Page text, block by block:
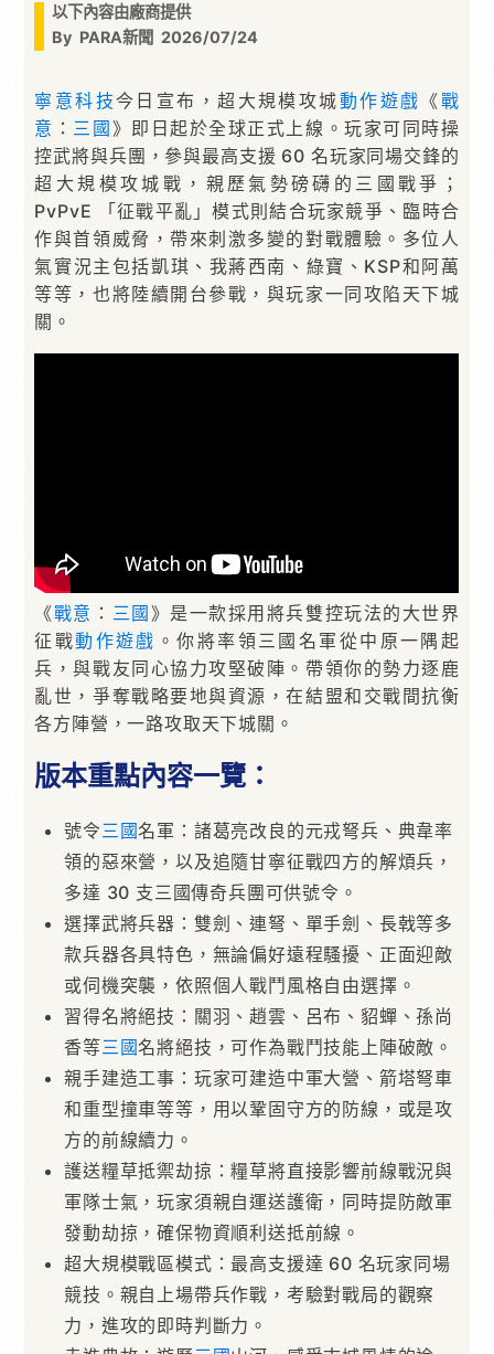
以下內容由廠商提供
By PARA新聞 2026/07/24
寧意科技今日宣布，超大規模攻城動作遊戲 《戰
意 ： 三國 》即日起於全球正式上線。玩家可同時操
控武將與兵團，參與最高支援 60 名玩家同場交鋒的
超大規模攻城戰，親歷氣勢磅礴的三國戰爭；
PvPvE 「征戰平亂」模式則結合玩家競爭、臨時合
作與首領威脅，帶來刺激多變的對戰體驗。多位人
氣實況主包括凱琪、我蔣西南、綠寶、KSP和阿萬
等等，也將陸續開台參戰，與玩家一同攻陷天下城
關。
《戰意 ： 三國 》是一款採用將兵雙控玩法的大世界
征戰動作遊戲 。你將率領三國名軍從中原一隅起
兵，與戰友同心協力攻堅破陣。帶領你的勢力逐鹿
亂世，爭奪戰略要地與資源，在結盟和交戰間抗衡
各方陣營，一路攻取天下城關。
版本重點內容一覽：
號令 三國名軍：諸葛亮改良的元戎弩兵、典韋率
領的惡來營，以及追隨甘寧征戰四方的解煩兵，
多達 30 支三國傳奇兵團可供號令。
選擇武將兵器：雙劍、連弩、單手劍、長戟等多
款兵器各具特色，無論偏好遠程騷擾、正面迎敵
或伺機突襲，依照個人戰鬥風格自由選擇。
習得名將絕技：關羽、趙雲、呂布、貂蟬、孫尚
香等三國名將絕技，可作為戰鬥技能上陣破敵。
親手建造工事：玩家可建造中軍大營、箭塔弩車
和重型撞車等等，用以鞏固守方的防線，或是攻
方的前線續力。
護送糧草抵禦劫掠：糧草將直接影響前線戰況與
軍隊士氣，玩家須親自運送護衛，同時提防敵軍
發動劫掠，確保物資順利送抵前線。
超大規模戰區模式：最高支援達 60 名玩家同場
競技。親自上場帶兵作戰，考驗對戰局的觀察
力，進攻的即時判斷力。